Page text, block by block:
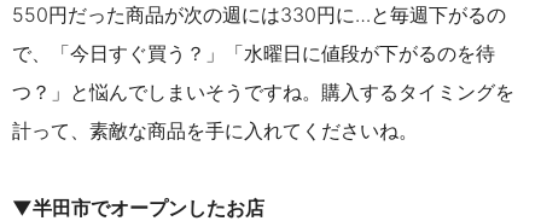
550円だった商品が次の週には330円に…と毎週下がるの
で、「今日すぐ買う？」「水曜日に値段が下がるのを待
つ？」と悩んでしまいそうですね。購入するタイミングを
計って、素敵な商品を手に入れてくださいね。
▼半田市でオープンしたお店